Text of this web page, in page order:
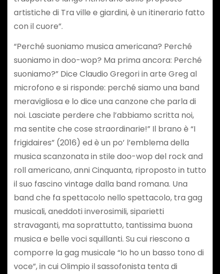
artistiche di Tra ville e giardini, è un itinerario fatto
con il cuore”.
“Perché suoniamo musica americana? Perché
suoniamo in doo-wop? Ma prima ancora: Perché
suoniamo?” Dice Claudio Gregori in arte Greg al
microfono e si risponde: perché siamo una band
meravigliosa e lo dice una canzone che parla di
noi. Lasciate perdere che l’abbiamo scritta noi,
ma sentite che cose straordinarie!” Il brano è “I
frigidaires” (2016) ed è un po’ l’emblema della
musica scanzonata in stile doo-wop del rock and
roll americano, anni Cinquanta, riproposto in tutto
il suo fascino vintage dalla band romana. Una
band che fa spettacolo nello spettacolo, tra gag
musicali, aneddoti inverosimili, siparietti
stravaganti, ma soprattutto, tantissima buona
musica e belle voci squillanti. Su cui riescono a
comporre la gag musicale “Io ho un basso tono di
voce”, in cui Olimpio il sassofonista tenta di